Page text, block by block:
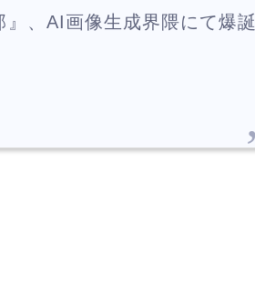
』、AI画像生成界隈にて爆誕